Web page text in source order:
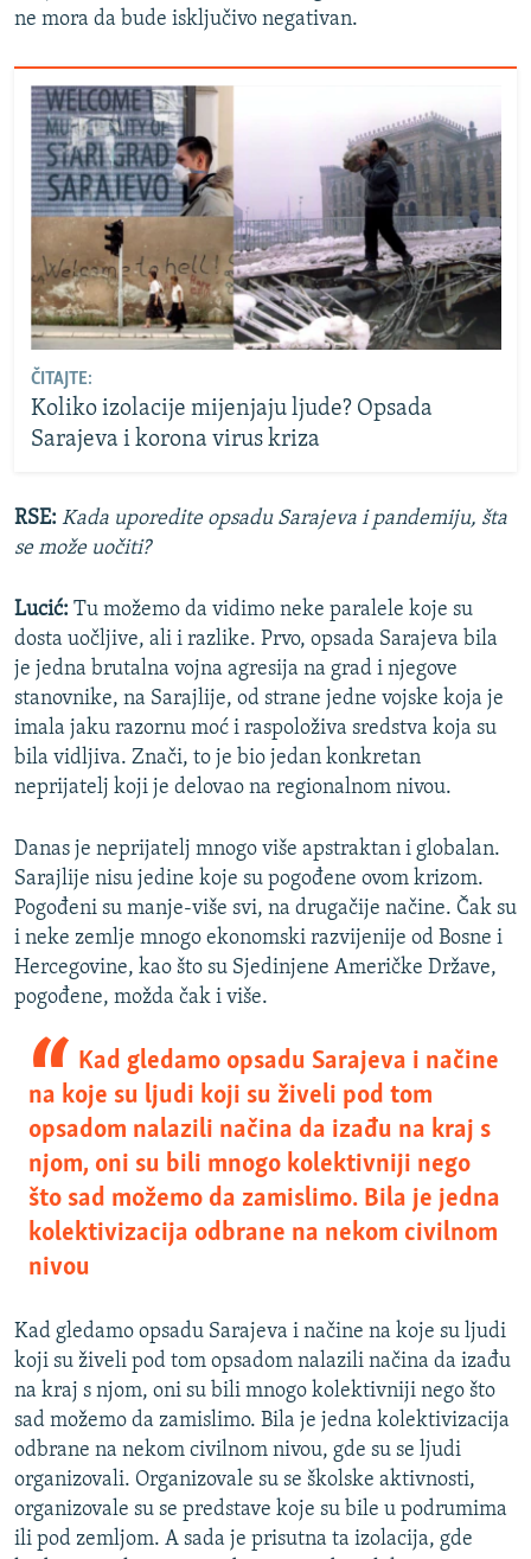
ne mora da bude isključivo negativan.
ČITAJTE:
Koliko izolacije mijenjaju ljude? Opsada
Sarajeva i korona virus kriza
RSE: Kada uporedite opsadu Sarajeva i pandemiju, šta
se može uočiti?
Lucić: Tu možemo da vidimo neke paralele koje su
dosta uočljive, ali i razlike. Prvo, opsada Sarajeva bila
je jedna brutalna vojna agresija na grad i njegove
stanovnike, na Sarajlije, od strane jedne vojske koja je
imala jaku razornu moć i raspoloživa sredstva koja su
bila vidljiva. Znači, to je bio jedan konkretan
neprijatelj koji je delovao na regionalnom nivou.
Danas je neprijatelj mnogo više apstraktan i globalan.
Sarajlije nisu jedine koje su pogođene ovom krizom.
Pogođeni su manje-više svi, na drugačije načine. Čak su
i neke zemlje mnogo ekonomski razvijenije od Bosne i
Hercegovine, kao što su Sjedinjene Američke Države,
pogođene, možda čak i više.
Kad gledamo opsadu Sarajeva i načine
na koje su ljudi koji su živeli pod tom
opsadom nalazili načina da izađu na kraj s
njom, oni su bili mnogo kolektivniji nego
što sad možemo da zamislimo. Bila je jedna
kolektivizacija odbrane na nekom civilnom
nivou
Kad gledamo opsadu Sarajeva i načine na koje su ljudi
koji su živeli pod tom opsadom nalazili načina da izađu
na kraj s njom, oni su bili mnogo kolektivniji nego što
sad možemo da zamislimo. Bila je jedna kolektivizacija
odbrane na nekom civilnom nivou, gde su se ljudi
organizovali. Organizovale su se školske aktivnosti,
organizovale su se predstave koje su bile u podrumima
ili pod zemljom. A sada je prisutna ta izolacija, gde